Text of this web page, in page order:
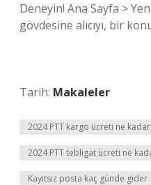
Deneyin! Ana Sayfa >
gövdesine alıcıyı, bir
Tarih: Makaleler
2024 PTT kargo ücreti ne kadar
2024 PTT tebligat ücreti ne
Kayıtsız posta kaç günde gider